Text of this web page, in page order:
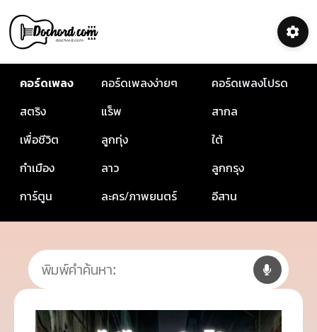
คอร์ดเพลง คอร์ดเพลงง่ายๆ
คอร์ดเพลงโปรด
สตริง
แร็พ
สากล
เพื่อชีวิต
ลูกทุ่ง
ใต้
กำเมือง
ลาว
ลูกกรุง
การ์ตูน
ละคร/ภาพยนตร์ อีสาน